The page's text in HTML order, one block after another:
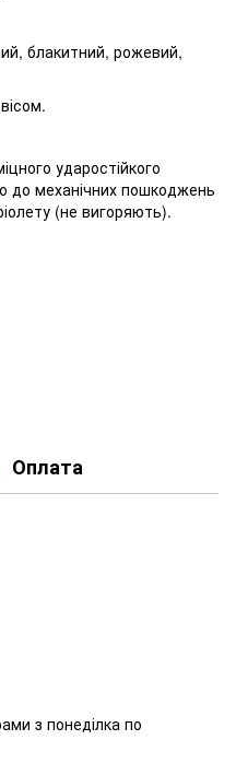
блакитний, рожевий,
ударостійкого
до механічних пошкоджень
(не вигоряють).
Оплата
з понеділка по